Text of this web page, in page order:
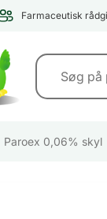
Farmaceutisk
Paroex 0,06% skyl